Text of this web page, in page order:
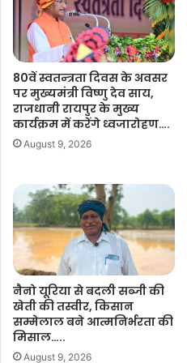
प्रस्तुत कर रही है।
शेयर करें :-
हैं
सू
र
ज
पु
र
हि
ला
एं
.
.
त
स्वी
र
प्र
न
त्री
सू
क्ष्म
खा
उ
द्यो
ग
उ
न्न
य
80वें स्वतन्त्रता दिवस के अवसर
पर मुख्यमंत्री विष्णु देव साय,
राजधानी रायपुर के मुख्य
कार्यक्रम में करेंगे ध्वजारोहण….
August 9, 2026
नैनो यूरिया से बदली सब्जी की
खेती की तस्वीर, किसान
सम्मेलाल बने आत्मनिर्भरता की
मिसाल…..
August 9, 2026